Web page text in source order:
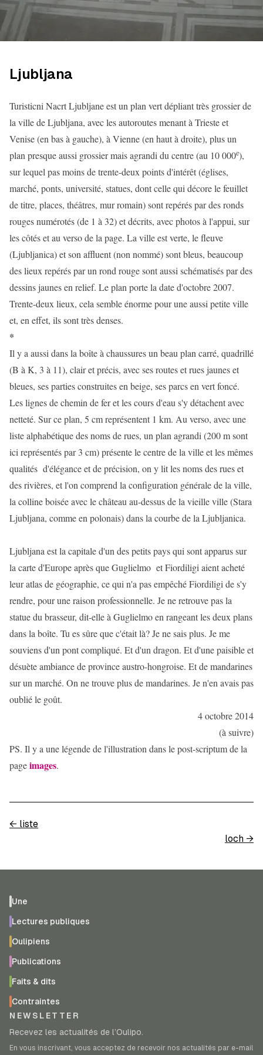
Ljubljana
Turisticni Nacrt Ljubljane est un plan vert dépliant très grossier de
la ville de Ljubljana, avec les autoroutes menant à Trieste et
Venise (en bas à gauche), à Vienne (en haut à droite), plus un
plan presque aussi grossier mais agrandi du centre (au 10 000e),
sur lequel pas moins de trente-deux points d'intérêt (églises,
marché, ponts, université, statues, dont celle qui décore le feuillet
de titre, places, théâtres, mur romain) sont repérés par des ronds
rouges numérotés (de 1 à 32) et décrits, avec photos à l'appui, sur
les côtés et au verso de la page. La ville est verte, le fleuve
(Ljubljanica) et son affluent (non nommé) sont bleus, beaucoup
des lieux repérés par un rond rouge sont aussi schématisés par des
dessins jaunes en relief. Le plan porte la date d'octobre 2007.
Trente-deux lieux, cela semble énorme pour une aussi petite ville
et, en effet, ils sont très denses.
*
Il y a aussi dans la boîte à chaussures un beau plan carré, quadrillé
(B à K, 3 à 11), clair et précis, avec ses routes et rues jaunes et
bleues, ses parties construites en beige, ses parcs en vert foncé.
Les lignes de chemin de fer et les cours d'eau s'y détachent avec
netteté. Sur ce plan, 5 cm représentent 1 km. Au verso, avec une
liste alphabétique des noms de rues, un plan agrandi (200 m sont
ici représentés par 3 cm) présente le centre de la ville et les mêmes
qualités d'élégance et de précision, on y lit les noms des rues et
des rivières, et l'on comprend la configuration générale de la ville,
la colline boisée avec le château au-dessus de la vieille ville (Stara
Ljubljana, comme en polonais) dans la courbe de la Ljubljanica.
Ljubljana est la capitale d'un des petits pays qui sont apparus sur
la carte d'Europe après que Guglielmo et Fiordiligi aient acheté
leur atlas de géographie, ce qui n'a pas empêché Fiordiligi de s'y
rendre, pour une raison professionnelle. Je ne retrouve pas la
statue du brasseur, dit-elle à Guglielmo en rangeant les deux plans
dans la boîte. Tu es sûre que c'était là? Je ne sais plus. Je me
souviens d'un pont compliqué. Et d'un dragon. Et d'une paisible et
désuète ambiance de province austro-hongroise. Et de mandarines
sur un marché. On ne trouve plus de mandarines. Je n'en avais pas
oublié le goût.
4 octobre 2014
(à suivre)
PS. Il y a une légende de l'illustration dans le post-scriptum de la
pageimages.
← liste
loch →
Une
Lectures publiques
Oulipiens
Publications
Faits & dits
Contraintes
NEWSLETTER
Recevez les actualités de l’Oulipo.
En vous inscrivant, vous acceptez de recevoir nos actualités par e-mail